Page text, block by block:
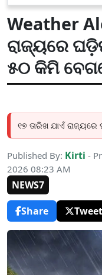
Weather
ରାଜ୍ୟରେ
୫୦ କିମି
୧୭ ତାରିଖ ଯାଏଁ ରାଜ୍ୟରେ
Published By: Kirti -
2026 08:23 AM
NEWS7
Share
Tweet